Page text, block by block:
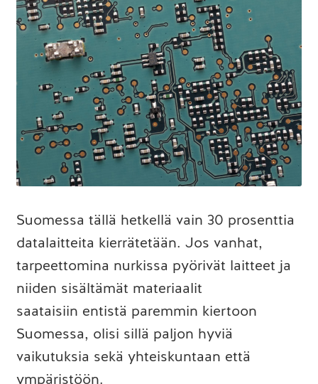
Suomessa tällä hetkellä vain 30 prosenttia
datalaitteita kierrätetään. Jos vanhat,
tarpeettomina nurkissa pyörivät laitteet ja
niiden sisältämät materiaalit
saataisiin entistä paremmin kiertoon
Suomessa, olisi sillä paljon hyviä
vaikutuksia sekä yhteiskuntaan että
ympäristöön.